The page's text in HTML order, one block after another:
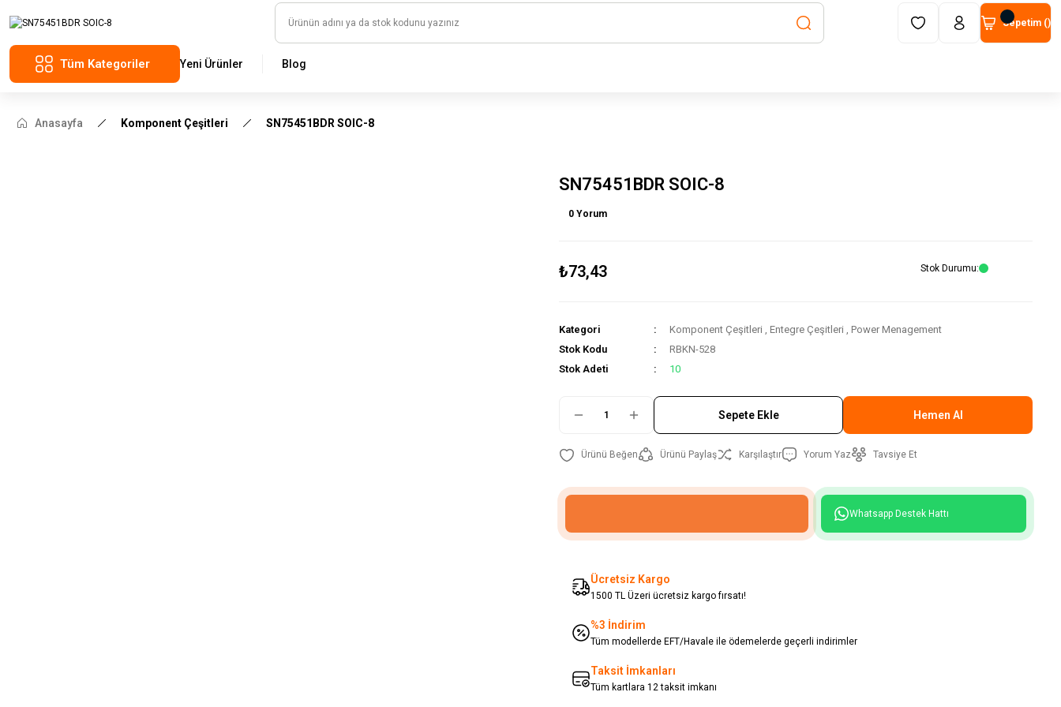
HAYAL ET - TASARLA - ÇALIŞTIR
Sepetim ()
Tüm Kategoriler Yeni Ürünler Blog
Anasayfa Komponent Çeşitleri SN75451BDR SOIC-8
SN75451BDR SOIC-8
0 Yorum
₺73,43 Stok Durumu
Kategori Komponent Çeşitleri , Entegre Çeşitleri , Power Menagement
Stok Kodu
RBKN-528
Stok Adeti
10
Sepete Ekle Hemen Al
Ürünü Paylaş Karşılaştır Yorum Yaz Tavsiye Et
Whatsapp Destek Hattı
Ücretsiz Kargo
1500 TL Üzeri ücretsiz kargo fırsatı!
%3 İndirim
Tüm modellerde EFT/Havale ile ödemelerde geçerli indirimler
Taksit İmkanları
Tüm kartlara 12 taksit imkanı